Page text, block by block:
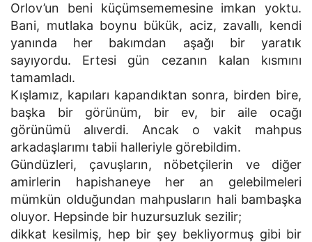
Orlov’un beni küçümsememesine imkan yoktu.
Bani, mutlaka boynu bükük, aciz, zavallı, kendi
yanında her bakımdan aşağı bir yaratık
sayıyordu. Ertesi gün cezanın kalan kısmını
tamamladı.
Kışlamız, kapıları kapandıktan sonra, birden bire,
başka bir görünüm, bir ev, bir aile ocağı
görünümü alıverdi. Ancak o vakit mahpus
arkadaşlarımı tabii halleriyle görebildim.
Gündüzleri, çavuşların, nöbetçilerin ve diğer
amirlerin hapishaneye her an gelebilmeleri
mümkün olduğundan mahpusların hali bambaşka
oluyor. Hepsinde bir huzursuzluk sezilir;
dikkat kesilmiş, hep bir şey bekliyormuş gibi bir